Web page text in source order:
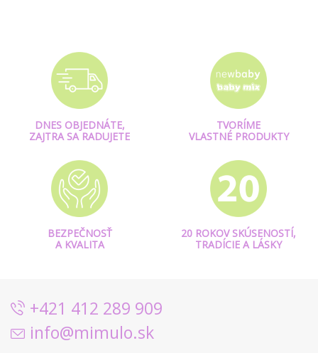
DNES OBJEDNÁTE,
ZAJTRA SA RADUJETE
TVORÍME
VLASTNÉ PRODUKTY
BEZPEČNOSŤ
A KVALITA
20 ROKOV SKÚSENOSTÍ,
TRADÍCIE A LÁSKY
+421 412 289 909
info@mimulo.sk